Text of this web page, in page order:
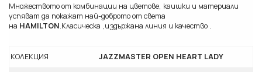
Множеството от комбинации на цветове, каишки и материали
успяват да покажат най-доброто от света
на HAMILTON.Класическа ,издържана линия и качество .
КОЛЕКЦИЯ JAZZMASTER OPEN HEART LADY